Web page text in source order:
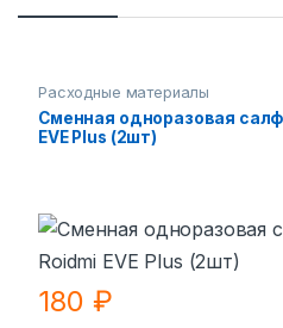
Расходные материалы
Сменная одноразовая
EVE Plus (2шт)
180 ₽